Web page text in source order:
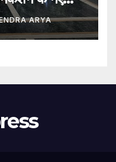
ARYA